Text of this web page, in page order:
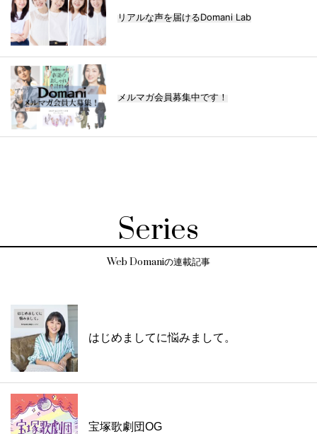
リアルな声を届けるDomani Lab
メルマガ会員募集中です！
Series
Web Domaniの連載記事
はじめましてに悩みまして。
宝塚歌劇団OG